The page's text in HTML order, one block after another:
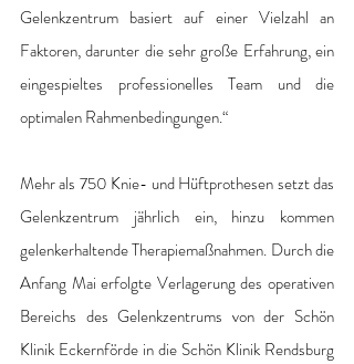
Gelenkzentrum basiert auf einer Vielzahl an
Faktoren, darunter die sehr große Erfahrung, ein
eingespieltes professionelles Team und die
optimalen Rahmenbedingungen.“
Mehr als 750 Knie- und Hüftprothesen setzt das
Gelenkzentrum jährlich ein, hinzu kommen
gelenkerhaltende Therapiemaßnahmen. Durch die
Anfang Mai erfolgte Verlagerung des operativen
Bereichs des Gelenkzentrums von der Schön
Klinik Eckernförde in die Schön Klinik Rendsburg